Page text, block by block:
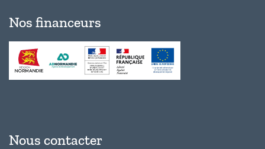
Nos financeurs
Nous contacter